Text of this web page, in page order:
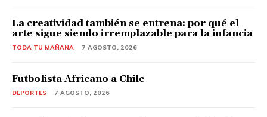
La creatividad también se entrena: por qué el
arte sigue siendo irremplazable para la infancia
TODA TU MAÑANA 7 AGOSTO, 2026
Futbolista Africano a Chile
DEPORTES 7 AGOSTO, 2026